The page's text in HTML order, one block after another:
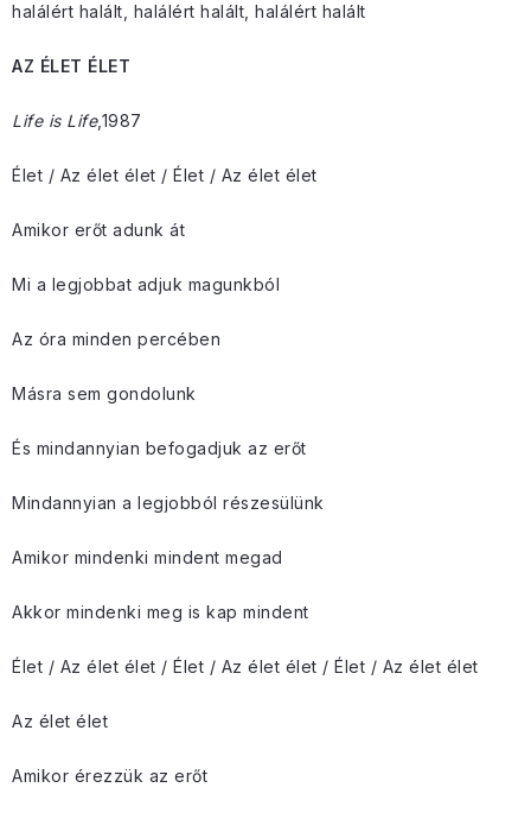
halálért halált, halálért halált, halálért halált
AZ ÉLET ÉLET
Life is Life,1987
Élet / Az élet élet / Élet / Az élet élet
Amikor erőt adunk át
Mi a legjobbat adjuk magunkból
Az óra minden percében
Másra sem gondolunk
És mindannyian befogadjuk az erőt
Mindannyian a legjobból részesülünk
Amikor mindenki mindent megad
Akkor mindenki meg is kap mindent
Élet / Az élet élet / Élet / Az élet élet / Élet / Az élet élet
Az élet élet
Amikor érezzük az erőt